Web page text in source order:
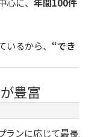
るから、 “でき
豊富
ランに応じて最長